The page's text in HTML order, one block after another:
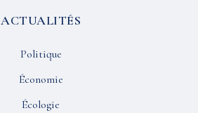
ACTUALITÉS
Politique
Économie
Écologie